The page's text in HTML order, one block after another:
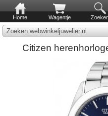
Home Wagentje
Zoeken webwinkeljuwelier.nl
Citizen